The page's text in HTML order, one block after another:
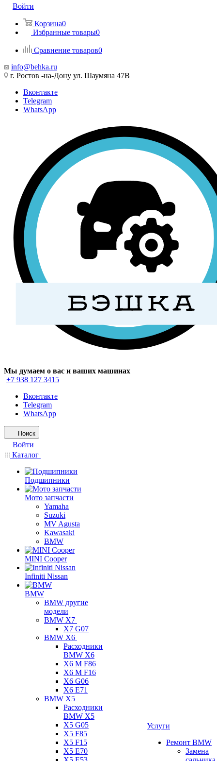
Войти
Корзина0
Избранные товары0
Сравнение товаров0
info@behka.ru
г. Ростов -на-Дону ул. Шаумяна 47В
Вконтакте
Telegram
WhatsApp
Мы думаем о вас и ваших машинах
+7 938 127 3415
Вконтакте
Telegram
WhatsApp
Поиск
Войти
Каталог
Подшипники
Мото запчасти
Yamaha
Suzuki
MV Agusta
Kawasaki
BMW
MINI Cooper
Infiniti Nissan
BMW
BMW другие
модели
BMW X7
X7 G07
BMW X6
Расходники
BMW X6
X6 M F86
X6 M F16
X6 G06
X6 E71
BMW X5
Расходники
BMW X5
X5 G05
X5 F85
X5 F15
X5 E70
Услуги
Ремонт BMW
Замена